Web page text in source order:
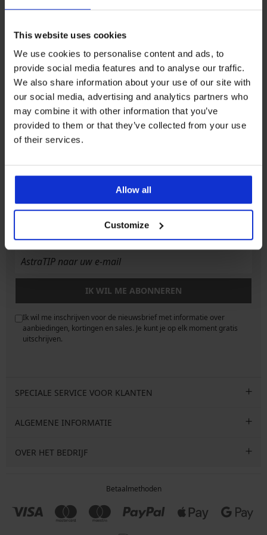
This website uses cookies
We use cookies to personalise content and ads, to
provide social media features and to analyse our traffic.
We also share information about your use of our site with
our social media, advertising and analytics partners who
may combine it with other information that you’ve
provided to them or that they’ve collected from your use
of their services.
Allow all
Customize
5% van de aankoop Kopen zonder risico
Voordelige
verzendkosten
Slimme maattabel
Klantenservice
info@astratex.nl
Newsletter
IK WIL ME ABONNEREN
Ik wil me inschrijven voor de nieuwsbrief met informatie over
aanbiedingen, kortingen en sales. Je kunt je op elk moment gratis
uitschrijven.
SPECIALE SERVICE VOOR KLANTEN
ALGEMENE INFORMATIE
OVER HET BEDRIJF
Betaalmethoden